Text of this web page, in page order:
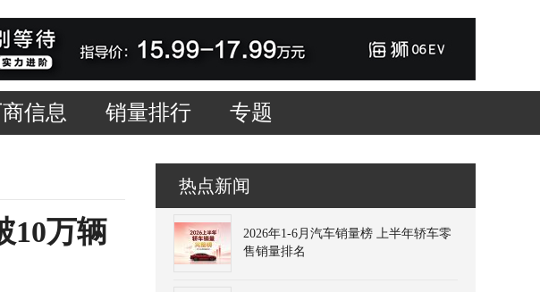
信息 销量排行 专题
10万辆
热点新闻
2026年1-6月汽车销量榜 上半年轿车零
售销量排名